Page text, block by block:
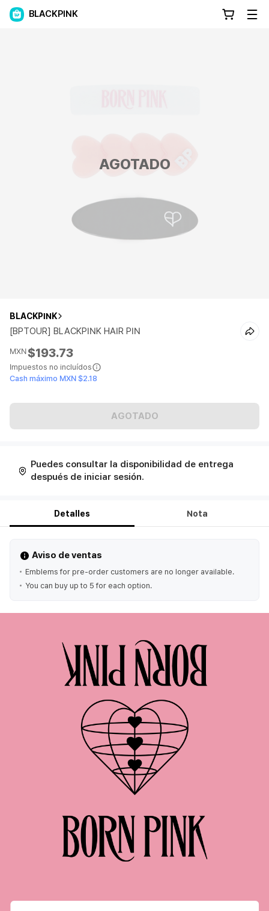
BLACKPINK
AGOTADO
BLACKPINK
[BPTOUR] BLACKPINK HAIR PIN
MXN$193.73
Impuestos no incluídos
Cash máximo MXN $2.18
AGOTADO
Puedes consultar la disponibilidad de entrega
después de iniciar sesión.
Detalles Nota
Aviso de ventas
Emblems for pre-order customers are no longer available.
You can buy up to 5 for each option.